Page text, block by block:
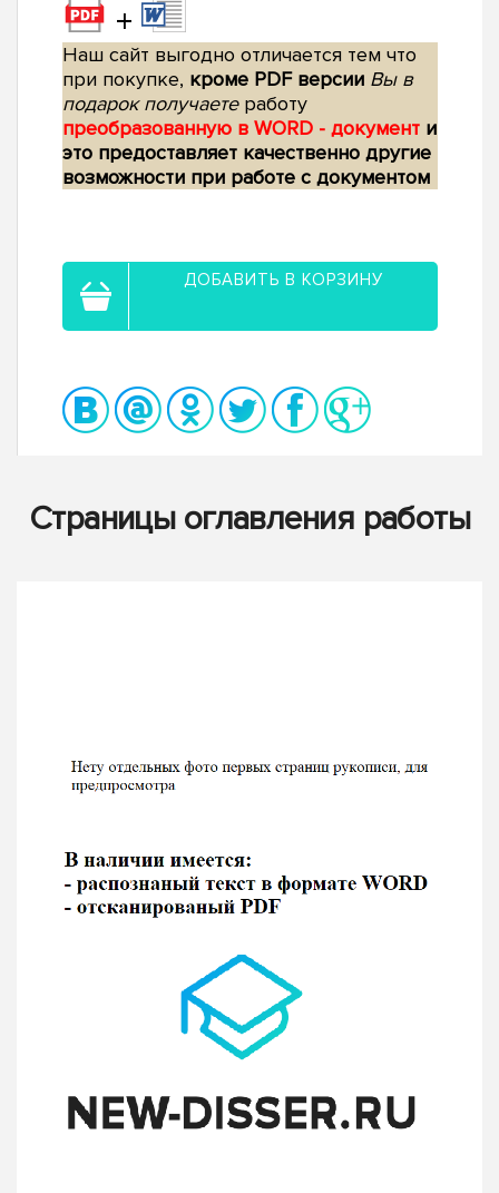
+
Наш сайт выгодно отличается тем что
при покупке, кроме PDF версии Вы в
подарок получаетеработу
преобразованную в WORD - документ и
это предоставляет качественно другие
возможности при работе с документом
ДОБАВИТЬ В КОРЗИНУ
Страницы оглавления работы